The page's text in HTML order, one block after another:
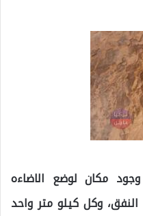
مكان لوضع الاضاءه
وكل كيلو متر واحد